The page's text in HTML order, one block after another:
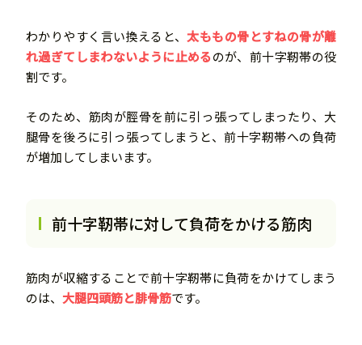
わかりやすく言い換えると、 太ももの骨とすねの骨が離
れ過ぎてしまわないように止めるのが、前十字靭帯の役
割です。
そのため、筋肉が脛骨を前に引っ張ってしまったり、大
腿骨を後ろに引っ張ってしまうと、前十字靭帯への負荷
が増加してしまいます。
前十字靭帯に対して負荷をかける筋肉
筋肉が収縮することで前十字靭帯に負荷をかけてしまう
のは、 大腿四頭筋と腓骨筋です。